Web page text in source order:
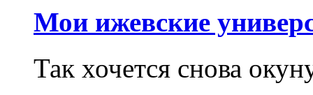
Мои ижевские
Так хочется снова